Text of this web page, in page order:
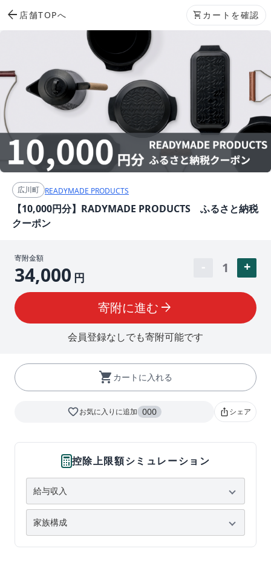
arrow_back 店舗TOPへ shopping_cart カートを確認
広川町 READYMADE PRODUCTS
【10,000円分】RADYMADE PRODUCTS ふるさと納税
クーポン
寄附金額
34,000 円
1
寄附に進む arrow_forward
会員登録なしでも寄附可能です
shopping_cart カートに入れる
favorite_borderお気に入りに追加 000 ios_shareシェア
控除上限額シミュレーション